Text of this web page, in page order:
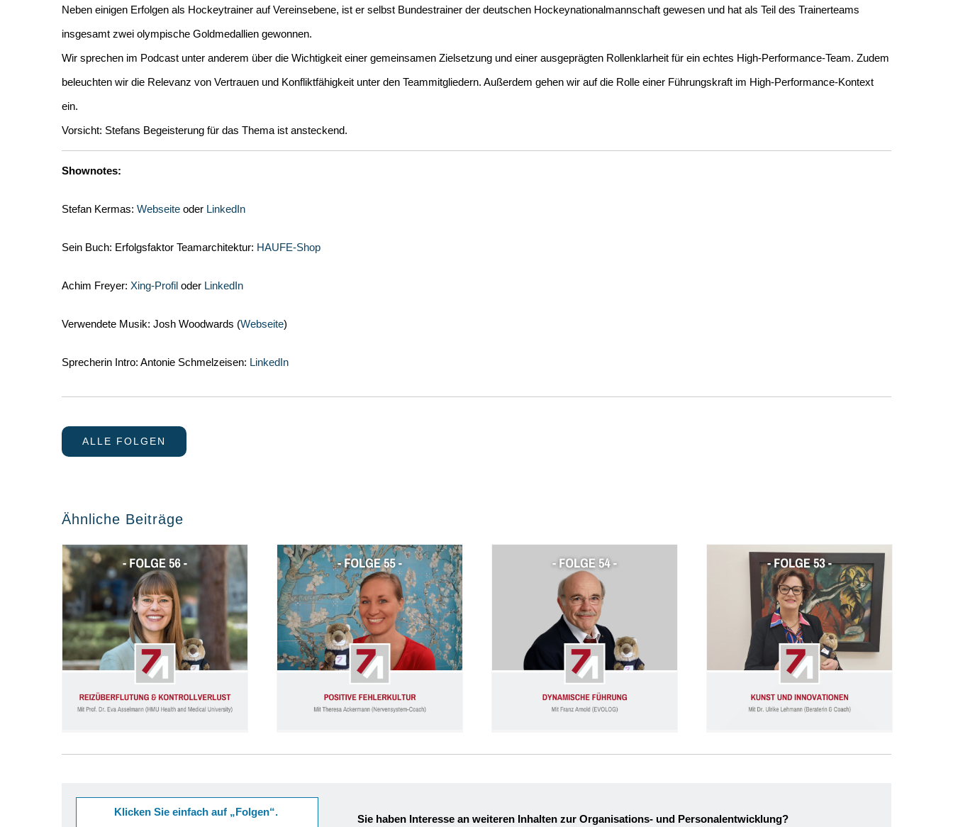
Neben einigen Erfolgen als Hockeytrainer auf Vereinsebene, ist er selbst Bundestrainer der deutschen Hockeynationalmannschaft gewesen und hat als Teil des Trainerteams
insgesamt zwei olympische Goldmedallien gewonnen.
Wir sprechen im Podcast unter anderem über die Wichtigkeit einer gemeinsamen Zielsetzung und einer ausgeprägten Rollenklarheit für ein echtes High-Performance-Team. Zudem
beleuchten wir die Relevanz von Vertrauen und Konfliktfähigkeit unter den Teammitgliedern. Außerdem gehen wir auf die Rolle einer Führungskraft im High-Performance-Kontext
ein.
Vorsicht: Stefans Begeisterung für das Thema ist ansteckend.
Shownotes:
Stefan Kermas: Webseite oder LinkedIn
Sein Buch: Erfolgsfaktor Teamarchitektur: HAUFE-Shop
Achim Freyer: Xing-Profil oder LinkedIn
Verwendete Musik: Josh Woodwards (Webseite)
Sprecherin Intro: Antonie Schmelzeisen: LinkedIn
ALLE FOLGEN
Ähnliche Beiträge
Klicken Sie einfach auf „Folgen“.
Sie haben Interesse an weiteren Inhalten zur Organisations- und Personalentwicklung?